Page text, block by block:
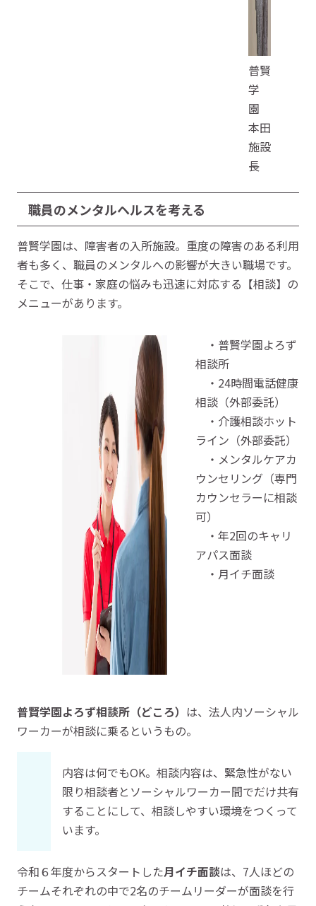
普賢
学
園
本田
施設
長
職員のメンタルヘルスを考える
普賢学園は、障害者の入所施設。重度の障害のある利用
者も多く、職員のメンタルへの影響が大きい職場です。
そこで、仕事・家庭の悩みも迅速に対応する【相談】の
メニューがあります。
・普賢学園よろず
相談所
・24時間電話健康
相談（外部委託）
・介護相談ホット
ライン（外部委託）
・メンタルケアカ
ウンセリング（専門
カウンセラーに相談
可）
・年2回のキャリ
アパス面談
・月イチ面談
普賢学園よろず相談所（どころ） は、法人内ソーシャル
ワーカーが相談に乗るというもの。
内容は何でもOK。相談内容は、緊急性がない
限り相談者とソーシャルワーカー間でだけ共有
することにして、相談しやすい環境をつくって
います。
令和６年度からスタートした月イチ面談は、7人ほどの
チームそれぞれの中で2名のチームリーダーが面談を行